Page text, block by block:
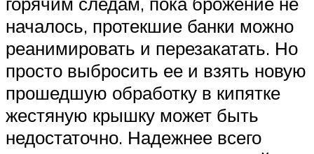
началось, протекшие банки можно
реанимировать и перезакатать. Но
просто выбросить ее и взять новую
прошедшую обработку в кипятке
жестяную крышку может быть
недостаточно. Надежнее всего